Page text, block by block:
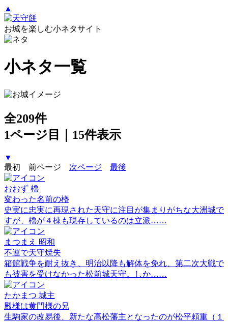
▲
お城を楽しむ小ネタサイト
小ネタ一覧
全209件
1ページ目｜15件表示
▼
最初
前ページ 次ページ 最後
おおず 櫓
変わった名前の櫓
史実に忠実に再現された天守に注目が集まりがちな大洲城で
すが、櫓が４棟も現存しているのは立派……
まつまえ 昭和
不運で天守焼失
箱館戦争を耐え抜き、明治以降も解体を免れ、第二次大戦で
も被害を受けなかった松前城天守。しか……
たかまつ 城主
殿様は黄門様の兄
生駒家の改易後、新たな高松藩主となったのが松平頼重（１